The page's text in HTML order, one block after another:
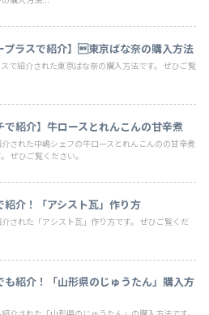
プラスで紹介】東京ばな奈の購入方法
で紹介された東京ばな奈の購入方法です。 ぜひご覧
で紹介】牛ロースとれんこんの甘辛煮
された中嶋シェフの牛ロースとれんこんのの甘辛煮
ぜひご覧ください。
紹介！「アシスト瓦」作り方
された「アシスト瓦」作り方です。 ぜひご覧くだ
も紹介！「山形県のじゅうたん」購入方